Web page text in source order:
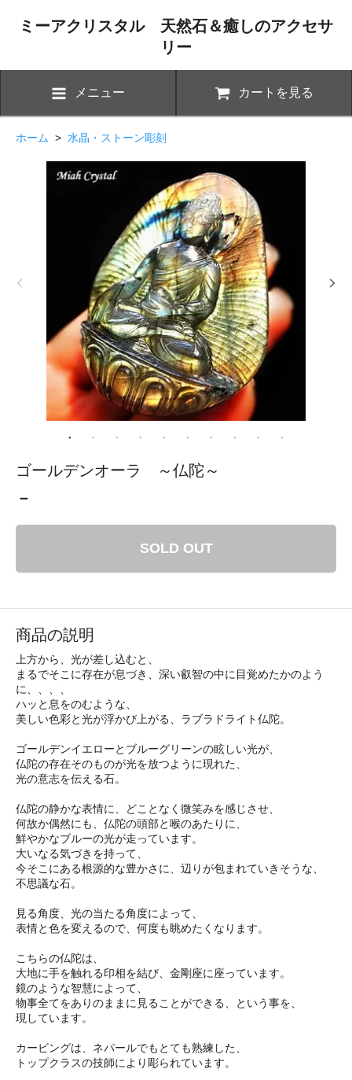
ミーアクリスタル 天然石＆癒しのアクセサ
リー
メニュー カートを見る
ホーム > 水晶・ストーン彫刻
ゴールデンオーラ ～仏陀～
－
SOLD OUT
商品の説明
上方から、光が差し込むと、
まるでそこに存在が息づき、深い叡智の中に目覚めたかのよう
に、、、、
ハッと息をのむような、
美しい色彩と光が浮かび上がる、ラブラドライト仏陀。
ゴールデンイエローとブルーグリーンの眩しい光が、
仏陀の存在そのものが光を放つように現れた、
光の意志を伝える石。
仏陀の静かな表情に、どことなく微笑みを感じさせ、
何故か偶然にも、仏陀の頭部と喉のあたりに、
鮮やかなブルーの光が走っています。
大いなる気づきを持って、
今そこにある根源的な豊かさに、辺りが包まれていきそうな、
不思議な石。
見る角度、光の当たる角度によって、
表情と色を変えるので、何度も眺めたくなります。
こちらの仏陀は、
大地に手を触れる印相を結び、金剛座に座っています。
鏡のような智慧によって、
物事全てをありのままに見ることができる、という事を、
現しています。
カービングは、ネパールでもとても熟練した、
トップクラスの技師により彫られています。